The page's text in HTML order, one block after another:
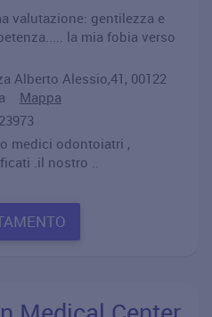
valutazione: gentilezza e
la mia fobia verso
Alberto Alessio,41, 00122
Mappa
medici odontoiatri ,
.il nostro ..